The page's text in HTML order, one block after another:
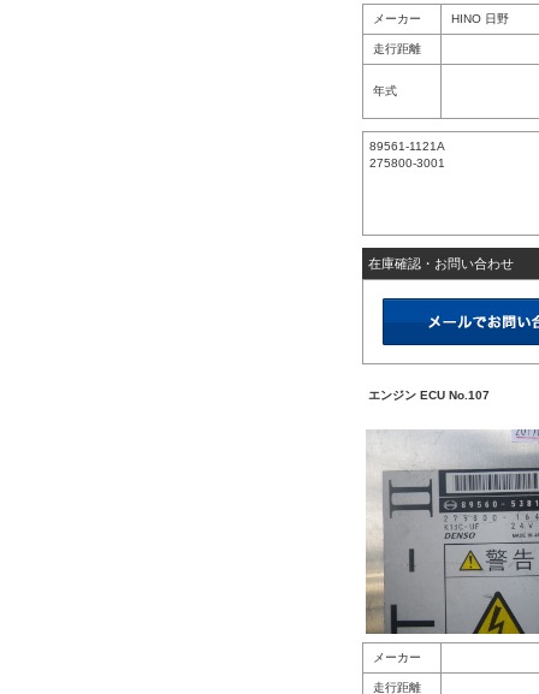
メーカー HINO 日野
走行距離
年式
89561-1121A
275800-3001
在庫確認・お問い合わせ
エンジン ECU No.107
メーカー
走行距離